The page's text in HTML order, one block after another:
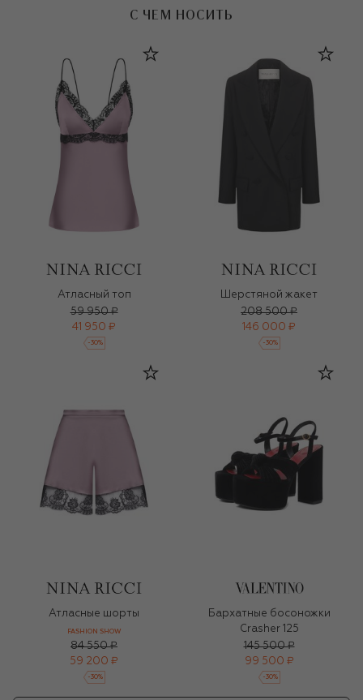
С ЧЕМ НОСИТЬ
Атласный топ
59 950 ₽
41 950 ₽
-30%
Шерстяной жакет
208 500 ₽
146 000 ₽
-30%
Атласные шорты
FASHION SHOW
84 550 ₽
59 200 ₽
-30%
Бархатные босоножки
Crasher 125
145 500 ₽
99 500 ₽
-30%